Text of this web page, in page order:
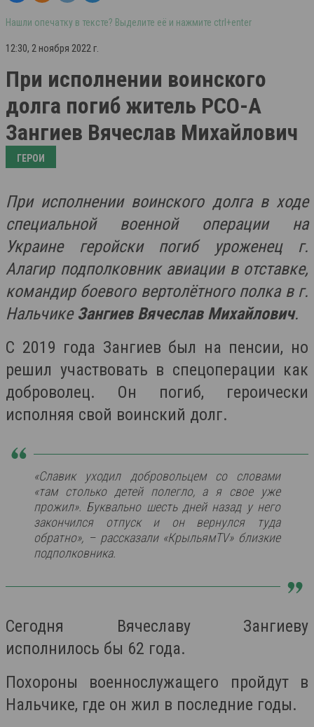
Нашли опечатку в тексте? Выделите её и нажмите ctrl+enter
12:30, 2 ноября 2022 г.
При исполнении воинского
долга погиб житель РСО-А
Зангиев Вячеслав Михайлович
ГЕРОИ
При исполнении воинского долга в ходе
специальной военной операции на
Украине геройски погиб уроженец г.
Алагир подполковник авиации в отставке,
командир боевого вертолётного полка в г.
Нальчике Зангиев Вячеслав Михайлович.
С 2019 года Зангиев был на пенсии, но
решил участвовать в спецоперации как
доброволец. Он погиб, героически
исполняя свой воинский долг.
«Славик уходил добровольцем со словами
«там столько детей полегло, а я свое уже
прожил». Буквально шесть дней назад у него
закончился отпуск и он вернулся туда
обратно», – рассказали «КрыльямTV» близкие
подполковника.
Сегодня Вячеславу Зангиеву
исполнилось бы 62 года.
Похороны военнослужащего пройдут в
Нальчике, где он жил в последние годы.